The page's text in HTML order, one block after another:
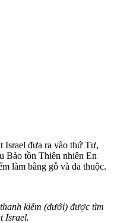
Israel đưa ra vào thứ Tư,
Bảo tồn Thiên nhiên En
làm bằng gỗ và da thuộc.
kiếm (dưới) được tìm
Israel.